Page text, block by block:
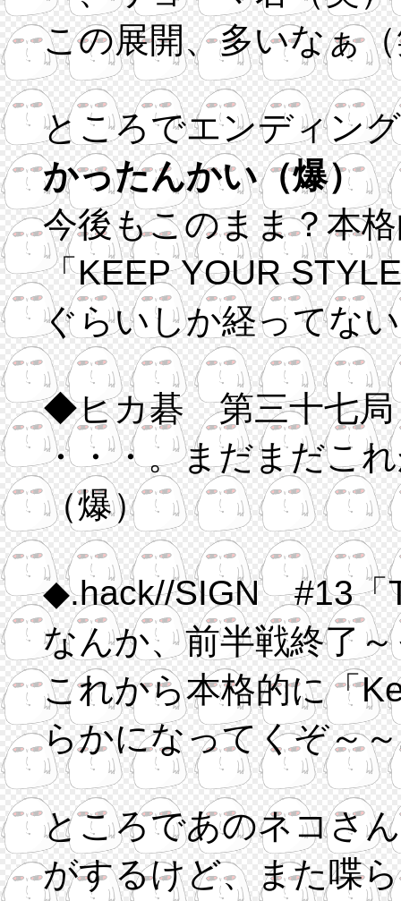
この展開、多いなぁ
ところでエンディン
かったんかい（爆）
今後もこのまま？本
「KEEP YOUR STYLE」になってからまだ２ヶ月
ぐらいしか経ってな
◆ヒカ碁 第三十七局
・・・。まだまだこ
（爆）
なんか、前半戦終了
これから本格的に「Key of the
らかになってくぞ～
ところであのネコさ
がするけど、また喋